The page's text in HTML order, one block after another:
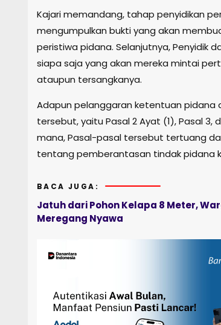
Kajari memandang, tahap penyidikan
mengumpulkan bukti yang akan
peristiwa pidana. Selanjutnya, Penyidik
siapa saja yang akan mereka mintai
ataupun tersangkanya.
Adapun pelanggaran ketentuan pidana
tersebut, yaitu Pasal 2 Ayat (1), Pasal 3,
mana, Pasal-pasal tersebut tertuang
tentang pemberantasan tindak pidana
BACA JUGA:
Jatuh dari Pohon Kelapa 8 Meter,
Meregang Nyawa